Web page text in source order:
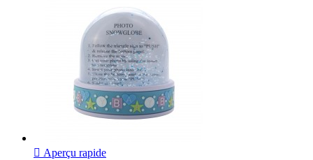
 Aperçu rapide